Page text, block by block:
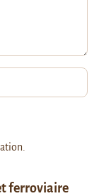
ferroviaire